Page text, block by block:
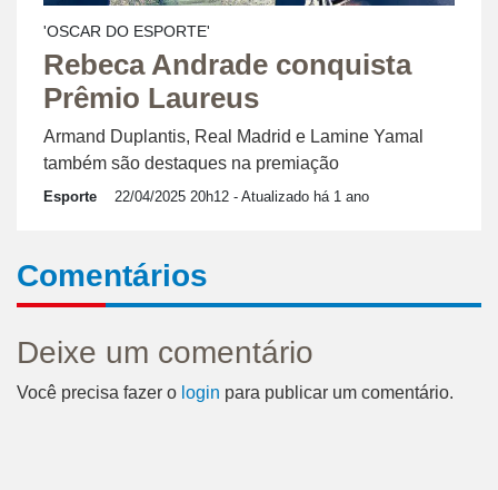
'OSCAR DO ESPORTE'
Rebeca Andrade conquista
Prêmio Laureus
Armand Duplantis, Real Madrid e Lamine Yamal
também são destaques na premiação
Esporte 22/04/2025 20h12 - Atualizado há 1 ano
Comentários
Deixe um comentário
Você precisa fazer o login para publicar um comentário.